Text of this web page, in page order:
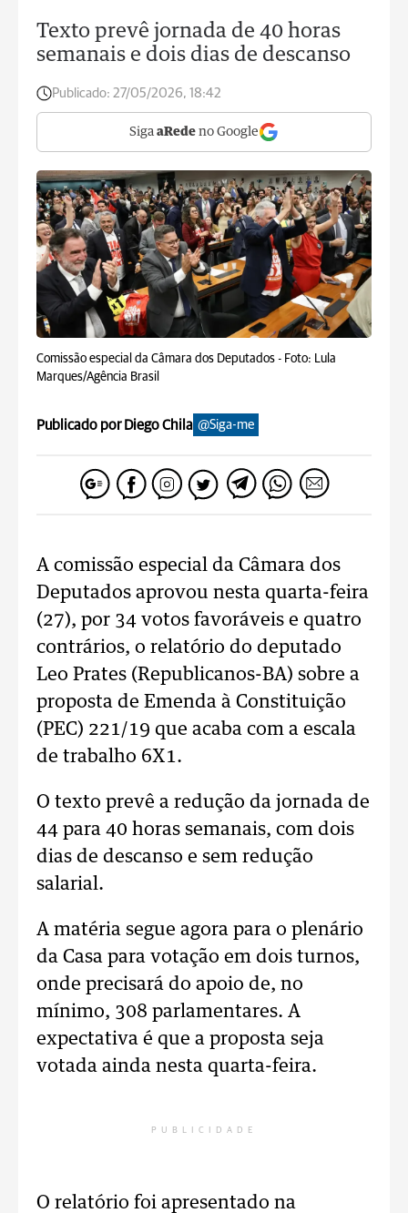
Texto prevê jornada de 40 horas
semanais e dois dias de descanso
Publicado: 27/05/2026, 18:42
Siga aRede no Google
Comissão especial da Câmara dos Deputados - Foto: Lula
Marques/Agência Brasil
Publicado por Diego Chila @Siga-me
A comissão especial da Câmara dos
Deputados aprovou nesta quarta-feira
(27), por 34 votos favoráveis e quatro
contrários, o relatório do deputado
Leo Prates (Republicanos-BA) sobre a
proposta de Emenda à Constituição
(PEC) 221/19 que acaba com a escala
de trabalho 6X1.
O texto prevê a redução da jornada de
44 para 40 horas semanais, com dois
dias de descanso e sem redução
salarial.
A matéria segue agora para o plenário
da Casa para votação em dois turnos,
onde precisará do apoio de, no
mínimo, 308 parlamentares. A
expectativa é que a proposta seja
votada ainda nesta quarta-feira.
PUBLICIDADE
O relatório foi apresentado na